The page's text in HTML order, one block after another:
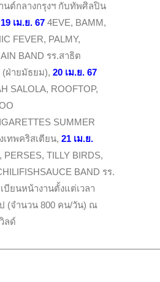
นต์กลางกรุงฯ กับทัพศิลปิน
19 เม.ย. 67 4EVE, BAMM,
FEVER, PALMY,
BAND รร.สาธิต
ฝ่ายมัธยม), 20 เม.ย. 67
SALOLA, ROOFTOP,
SUMMER
เทพคริสเตียน, 21 เม.ย.
PERSES, TILLY BIRDS,
BAND รร.
ยนหน้างานตั้งแต่เวลา
(จำนวน 800 คน/วัน) ณ
ลด์